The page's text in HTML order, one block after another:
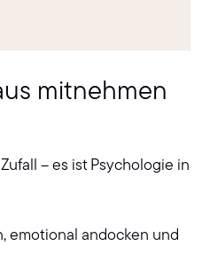
mitnehmen
– es ist Psychologie in
emotional andocken und